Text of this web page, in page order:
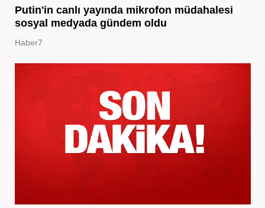
Putin'in canlı yayında mikrofon müdahalesi
sosyal medyada gündem oldu
Haber7